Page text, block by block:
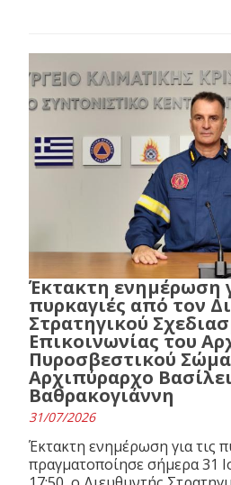
Έκτακτη ενημέρωση
πυρκαγιές από τον
Στρατηγικού
Επικοινωνίας του
Πυροσβεστικού
Αρχιπύραρχο
Βαθρακογιάννη
31/07/2026
Έκτακτη ενημέρωση για τις
πραγματοποίησε σήμερα 31